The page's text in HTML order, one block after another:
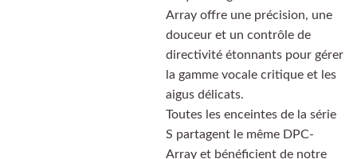
Array offre une précision, une
douceur et un contrôle de
directivité étonnants pour gérer
la gamme vocale critique et les
aigus délicats.
Toutes les enceintes de la série
S partagent le même DPC-
Array et bénéficient de notre